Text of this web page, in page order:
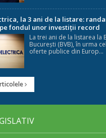
la 3 ani de la listare:
pe fondul unor investiții record
La trei ani de la listarea la
București (BVB), în urma
oferte publice din Europ...